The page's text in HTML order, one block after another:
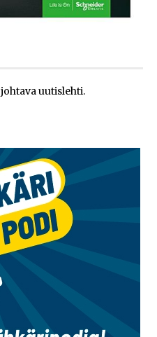
uutislehti.